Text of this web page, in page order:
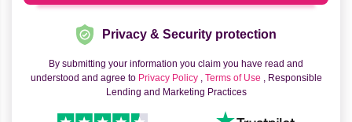
Privacy & Security protection
By submitting your information you claim you have read and
understood and agree to Privacy Policy , Terms of Use , Responsible
Lending and Marketing Practices